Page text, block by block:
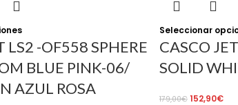
LS2 -OF558 SPHERE
BLUE PINK-06/
AZUL ROSA
Seleccionar
CASCO
SOLID
179,00€ 152,90€